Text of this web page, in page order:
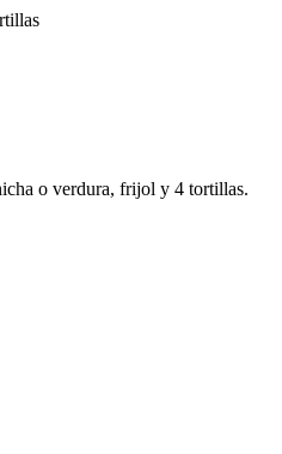
o verdura, frijol y 4 tortillas.